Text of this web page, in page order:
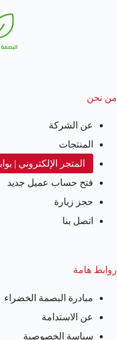
من نحن
عن الشركة
المنتجات
المتجر الإلكتروني |
فتح حساب عميل جديد
حجز زيارة
اتصل بنا
روابط هامة
مبادرة البصمة الخضراء
عن الاستدامة
سياسة الخصوصية